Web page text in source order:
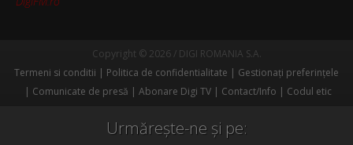
Copyright © 2026 / DIGI ROMANIA S.A.
Termeni si conditii
Politica de confidentialitate
Gestionați preferințele
Comunicate de presă
Abonare Digi TV Contact/Info Codul etic
Urmărește-ne și pe: